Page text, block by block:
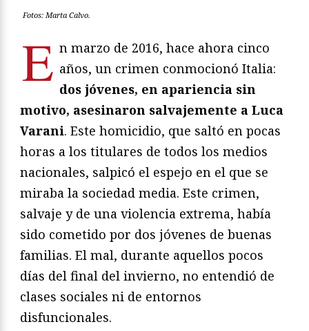
Fotos: Marta Calvo.
E n marzo de 2016, hace ahora cinco
años, un crimen conmocionó Italia:
dos jóvenes, en apariencia sin
motivo, asesinaron salvajemente a Luca
Varani. Este homicidio, que saltó en pocas
horas a los titulares de todos los medios
nacionales, salpicó el espejo en el que se
miraba la sociedad media. Este crimen,
salvaje y de una violencia extrema, había
sido cometido por dos jóvenes de buenas
familias. El mal, durante aquellos pocos
días del final del invierno, no entendió de
clases sociales ni de entornos
disfuncionales.